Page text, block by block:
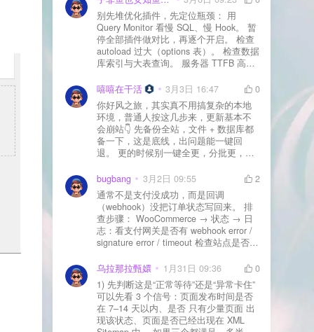
别先堆优化插件，先定位瓶颈： 用
Query Monitor 看慢 SQL、慢 Hook。 暂
停全部插件做对比，再逐个开启。 检查
autoload 过大（options 表）。 检查数据
库索引与大表查询。 服务器 TTFB 高就
嘻嘻在干活
3月3日 16:47
0
你好风之旅，其实真不用搞复杂的本地
环境，普通人按这几步来，更新基本不
会崩站👇 先备份全站，文件 + 数据库都
备一下，这是底线，出问题能一键回
退。 更的时候别一键全更，分批更，先
立刻清缓存，去前台检查首页、文章
页、按钮、表单这些关键位置。 最好再
装个支持版本回滚的插件，万一崩了，
一秒切回旧版。 总结来说：先备份、分
批更、更完查、留退路，稳得很✅😎希望
能帮到你
bugbang 3月2日 09:55
2
通常不是支付没成功，而是回调
（webhook）没把订单状态写回来。 排
查步骤： WooCommerce → 状态 → 日
志：看支付网关是否有 webhook error /
signature error / timeout 检查站点是否被
全插件） 检查是否启用了“缓存结账页/接
口路径”（结账页和回调接口不应缓存）
看服务器错误日志是否有 500/致命错误
导致回调执行中断 解决方案： 放行 wp-
json、wc-api、支付网关回调 URL（按网
关文档配置） 关闭结账页的缓存与 JS
乌拉那拉甄嬛 1月31日 09:36
0
1) 先判断这是“正常等待”还是“异常卡住”
可以先看 3 个信号：页面发布时间是否
在 7–14 天以内、是否 只有少量页面 出
现该状态、页面是否已经出现在 XML